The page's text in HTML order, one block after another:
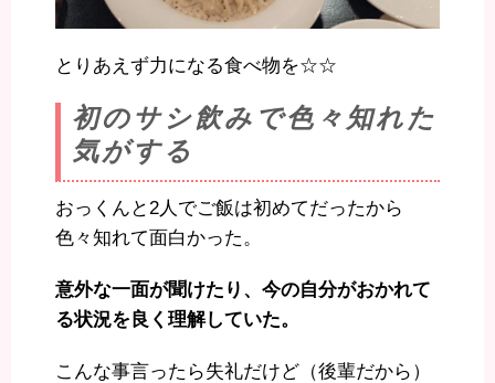
とりあえず力になる食べ物を☆☆
初のサシ飲みで色々知れた
気がする
おっくんと2人でご飯は初めてだったから
色々知れて面白かった。
意外な一面が聞けたり、今の自分がおかれて
る状況を良く理解していた。
こんな事言ったら失礼だけど（後輩だから）